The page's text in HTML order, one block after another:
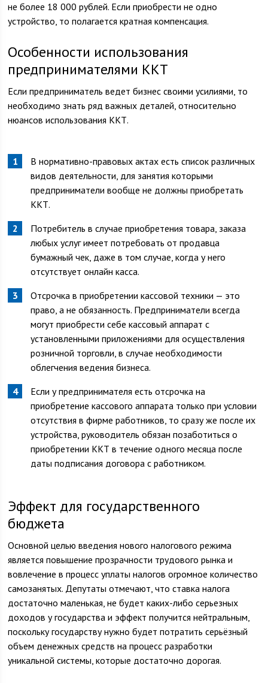
не более 18 000 рублей. Если приобрести не одно
устройство, то полагается кратная компенсация.
Особенности использования
предпринимателями ККТ
Если предприниматель ведет бизнес своими усилиями, то
необходимо знать ряд важных деталей, относительно
нюансов использования ККТ.
В нормативно-правовых актах есть список различных
видов деятельности, для занятия которыми
предприниматели вообще не должны приобретать
ККТ.
Потребитель в случае приобретения товара, заказа
любых услуг имеет потребовать от продавца
бумажный чек, даже в том случае, когда у него
отсутствует онлайн касса.
Отсрочка в приобретении кассовой техники — это
право, а не обязанность. Предприниматели всегда
могут приобрести себе кассовый аппарат с
установленными приложениями для осуществления
розничной торговли, в случае необходимости
облегчения ведения бизнеса.
Если у предпринимателя есть отсрочка на
приобретение кассового аппарата только при условии
отсутствия в фирме работников, то сразу же после их
устройства, руководитель обязан позаботиться о
приобретении ККТ в течение одного месяца после
даты подписания договора с работником.
Эффект для государственного
бюджета
Основной целью введения нового налогового режима
является повышение прозрачности трудового рынка и
вовлечение в процесс уплаты налогов огромное количество
самозанятых. Депутаты отмечают, что ставка налога
достаточно маленькая, не будет каких-либо серьезных
доходов у государства и эффект получится нейтральным,
поскольку государству нужно будет потратить серьёзный
объем денежных средств на процесс разработки
уникальной системы, которые достаточно дорогая.